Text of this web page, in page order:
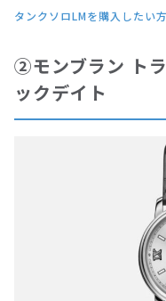
タンクソロLMを購入したい
②モンブラン ト
ックデイト